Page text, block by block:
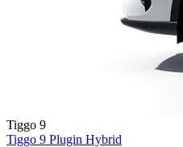
Tiggo 9
Tiggo 9 Plugin Hybrid